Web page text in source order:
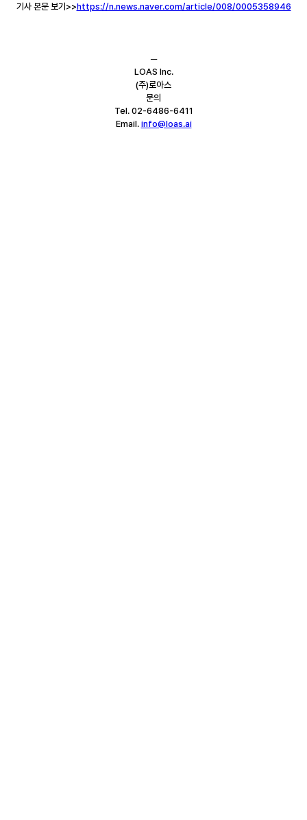
기사 본문 보기>>https://n.news.naver.com/article/008/0005358946
─
LOAS Inc.
(주)로아스
문의
Tel. 02-6486-6411
Email. info@loas.ai